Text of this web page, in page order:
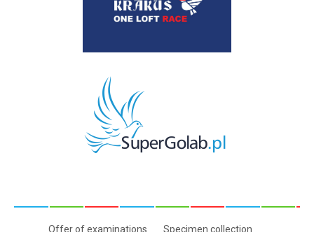
Offer of examinations Specimen collection